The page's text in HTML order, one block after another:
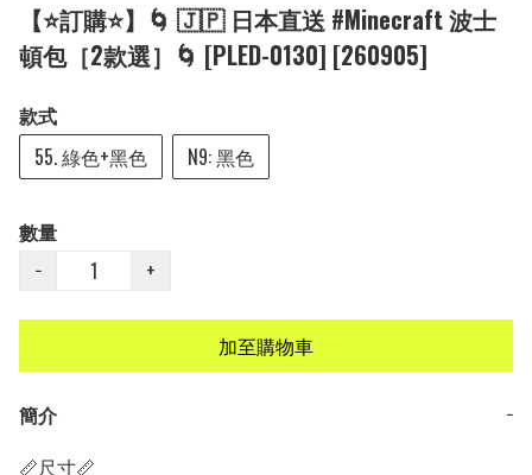
【⭐訂購⭐】🌀 🇯🇵 日本直送 #Minecraft 波士
頓包［2款選］🌀 [PLED-0130] [260905]
款式
55. 綠色+黑色
N9: 黑色
數量
−
+
加至購物車
簡介
−
📏尺寸📏